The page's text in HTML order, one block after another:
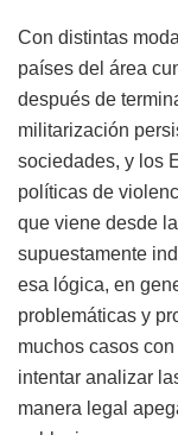
Con distintas
países del área
después de
militarización
sociedades, y los
políticas de
que viene desde
supuestamente
esa lógica, en
problemáticas y
muchos casos
intentar analizar
manera legal